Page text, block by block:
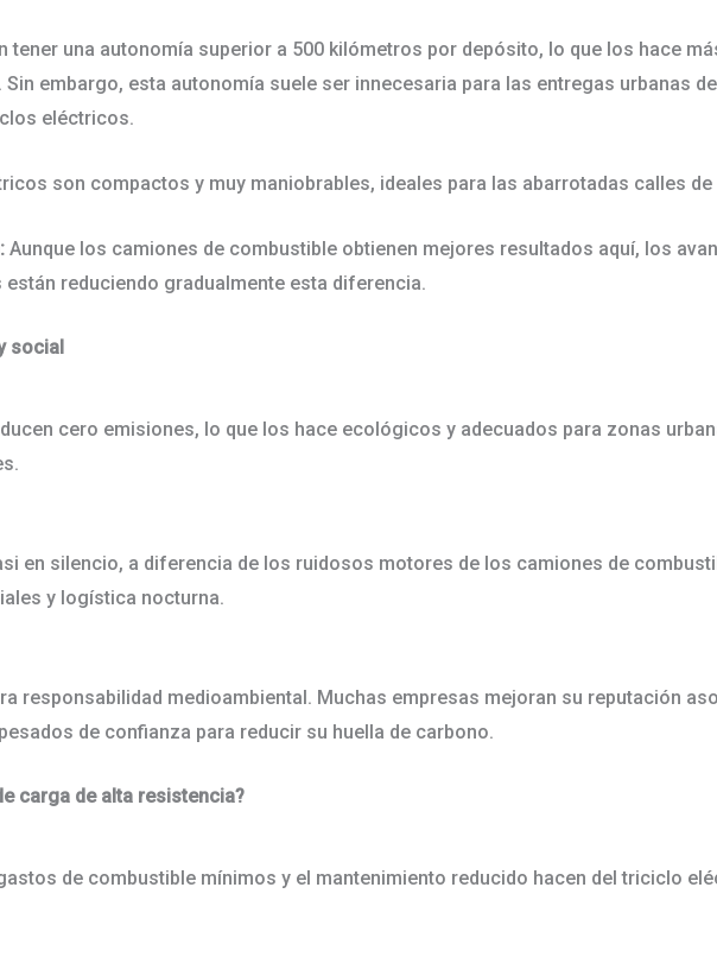
tener una autonomía superior a 500 kilómetros por depósito, lo que los hace
embargo, esta autonomía suele ser innecesaria para las entregas urbanas
eléctricos.
son compactos y muy maniobrables, ideales para las abarrotadas calles de
Aunque los camiones de combustible obtienen mejores resultados aquí, los
reduciendo gradualmente esta diferencia.
social
cero emisiones, lo que los hace ecológicos y adecuados para zonas
en silencio, a diferencia de los ruidosos motores de los camiones de
y logística nocturna.
responsabilidad medioambiental. Muchas empresas mejoran su reputación
de confianza para reducir su huella de carbono.
carga de alta resistencia?
de combustible mínimos y el mantenimiento reducido hacen del triciclo